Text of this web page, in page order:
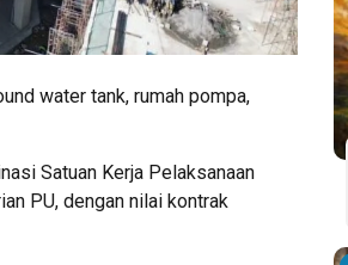
water tank, rumah pompa,
Satuan Kerja Pelaksanaan
PU, dengan nilai kontrak